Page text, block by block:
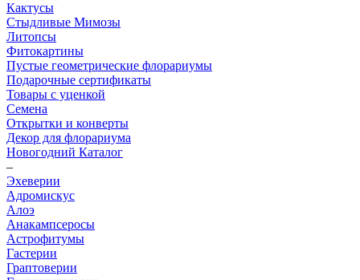
Кактусы
Стыдливые Мимозы
Литопсы
Фитокартины
Пустые геометрические флорариумы
Подарочные сертификаты
Товары с уценкой
Семена
Открытки и конверты
Декор для флорариума
Новогодний Каталог
–
Эхеверии
Адромискус
Алоэ
Анакампсеросы
Астрофитумы
Гастерии
Граптоверии